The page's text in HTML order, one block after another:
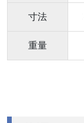
寸法
重量